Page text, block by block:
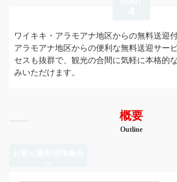
ワイキキ・アラモアナ地区からの無料送迎
アラモアナ地区からの便利な無料送迎サー
セスも抜群で、観光の合間に気軽に本格的
みいただけます。
概要
Outline